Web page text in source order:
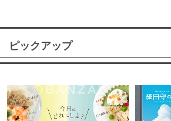
ピックアップ